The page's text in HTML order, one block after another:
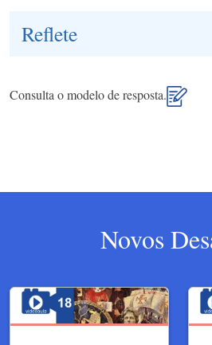
Reflete
Consulta o modelo de resposta.
Novos